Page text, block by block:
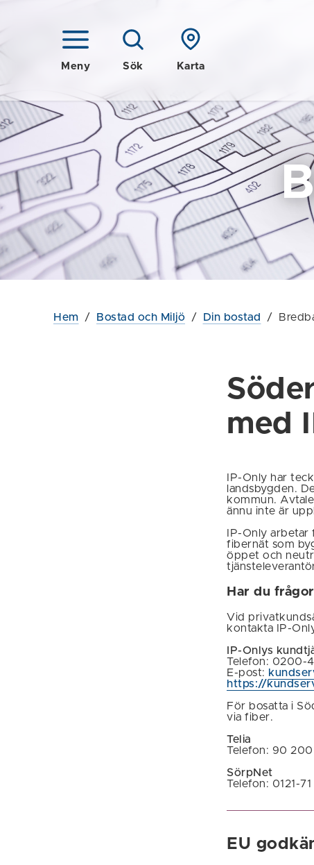
Meny Sök Karta
Hem / Bostad och Miljö / Din bostad /
med
IP-Only har
landsbygden.
kommun.
ännu inte är
IP-Only
fibernät som
öppet och
Har du
Vid
kontakta IP-
IP-Onlys
Telefon: 0200-
E-post:
https://
För bosatta i
via fiber.
Telia
Telefon: 90 200
SörpNet
Telefon: 0121-
EU